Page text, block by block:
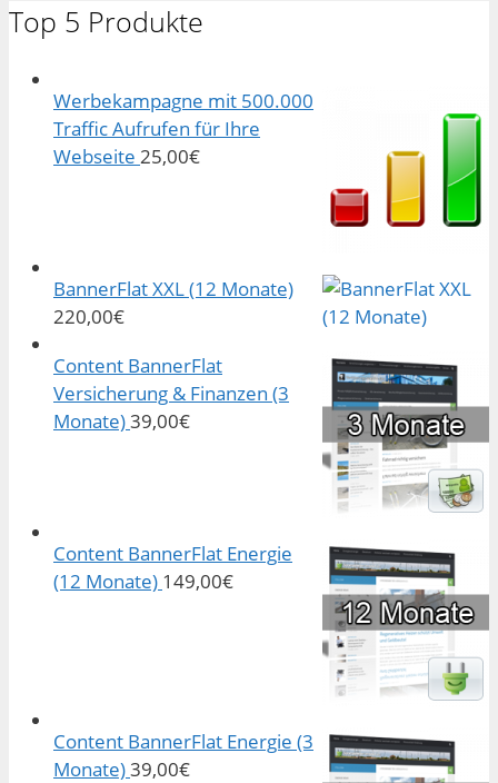
Top 5 Produkte
Werbekampagne mit 500.000
Traffic Aufrufen für Ihre
Webseite 25,00€
BannerFlat XXL (12 Monate)
220,00€
Content BannerFlat
Versicherung & Finanzen (3
Monate)39,00€
Content BannerFlat Energie
(12 Monate) 149,00€
Content BannerFlat Energie (3
Monate)39,00€